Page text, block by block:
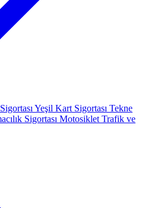
Yeşil Kart Sigortası Tekne
Sigortası Motosiklet Trafik ve